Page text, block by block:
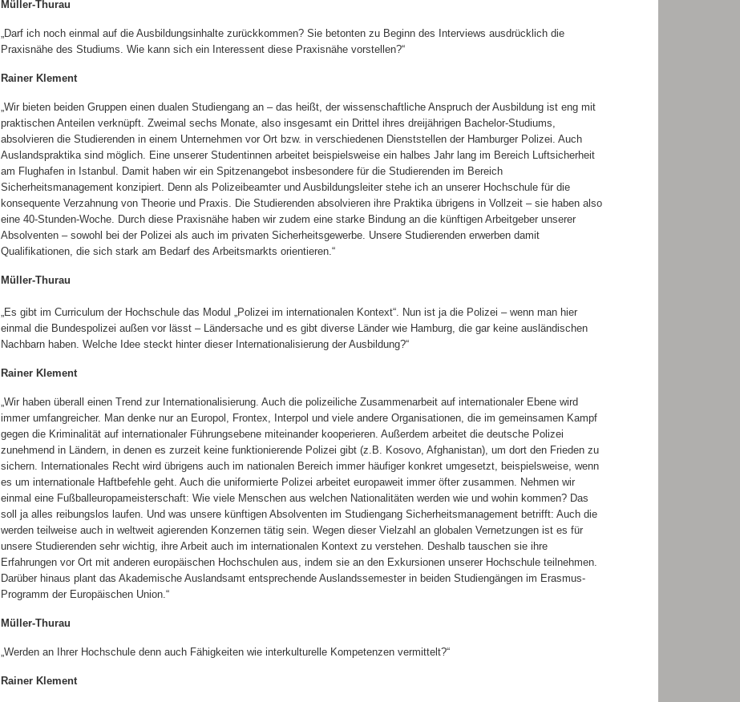
Müller-Thurau
„Darf ich noch einmal auf die Ausbildungsinhalte zurückkommen? Sie betonten zu Beginn des Interviews ausdrücklich die
Praxisnähe des Studiums. Wie kann sich ein Interessent diese Praxisnähe vorstellen?“
Rainer Klement
„Wir bieten beiden Gruppen einen dualen Studiengang an – das heißt, der wissenschaftliche Anspruch der Ausbildung ist eng mit
praktischen Anteilen verknüpft. Zweimal sechs Monate, also insgesamt ein Drittel ihres dreijährigen Bachelor-Studiums,
absolvieren die Studierenden in einem Unternehmen vor Ort bzw. in verschiedenen Dienststellen der Hamburger Polizei. Auch
Auslandspraktika sind möglich. Eine unserer Studentinnen arbeitet beispielsweise ein halbes Jahr lang im Bereich Luftsicherheit
am Flughafen in Istanbul. Damit haben wir ein Spitzenangebot insbesondere für die Studierenden im Bereich
Sicherheitsmanagement konzipiert. Denn als Polizeibeamter und Ausbildungsleiter stehe ich an unserer Hochschule für die
konsequente Verzahnung von Theorie und Praxis. Die Studierenden absolvieren ihre Praktika übrigens in Vollzeit – sie haben also
eine 40-Stunden-Woche. Durch diese Praxisnähe haben wir zudem eine starke Bindung an die künftigen Arbeitgeber unserer
Absolventen – sowohl bei der Polizei als auch im privaten Sicherheitsgewerbe. Unsere Studierenden erwerben damit
Qualifikationen, die sich stark am Bedarf des Arbeitsmarkts orientieren.“
Müller-Thurau
„Es gibt im Curriculum der Hochschule das Modul „Polizei im internationalen Kontext“. Nun ist ja die Polizei – wenn man hier
einmal die Bundespolizei außen vor lässt – Ländersache und es gibt diverse Länder wie Hamburg, die gar keine ausländischen
Nachbarn haben. Welche Idee steckt hinter dieser Internationalisierung der Ausbildung?“
Rainer Klement
„Wir haben überall einen Trend zur Internationalisierung. Auch die polizeiliche Zusammenarbeit auf internationaler Ebene wird
immer umfangreicher. Man denke nur an Europol, Frontex, Interpol und viele andere Organisationen, die im gemeinsamen Kampf
gegen die Kriminalität auf internationaler Führungsebene miteinander kooperieren. Außerdem arbeitet die deutsche Polizei
zunehmend in Ländern, in denen es zurzeit keine funktionierende Polizei gibt (z.B. Kosovo, Afghanistan), um dort den Frieden zu
sichern. Internationales Recht wird übrigens auch im nationalen Bereich immer häufiger konkret umgesetzt, beispielsweise, wenn
es um internationale Haftbefehle geht. Auch die uniformierte Polizei arbeitet europaweit immer öfter zusammen. Nehmen wir
einmal eine Fußballeuropameisterschaft: Wie viele Menschen aus welchen Nationalitäten werden wie und wohin kommen? Das
soll ja alles reibungslos laufen. Und was unsere künftigen Absolventen im Studiengang Sicherheitsmanagement betrifft: Auch die
werden teilweise auch in weltweit agierenden Konzernen tätig sein. Wegen dieser Vielzahl an globalen Vernetzungen ist es für
unsere Studierenden sehr wichtig, ihre Arbeit auch im internationalen Kontext zu verstehen. Deshalb tauschen sie ihre
Erfahrungen vor Ort mit anderen europäischen Hochschulen aus, indem sie an den Exkursionen unserer Hochschule teilnehmen.
Darüber hinaus plant das Akademische Auslandsamt entsprechende Auslandssemester in beiden Studiengängen im Erasmus-
Programm der Europäischen Union.“
Müller-Thurau
„Werden an Ihrer Hochschule denn auch Fähigkeiten wie interkulturelle Kompetenzen vermittelt?“
Rainer Klement